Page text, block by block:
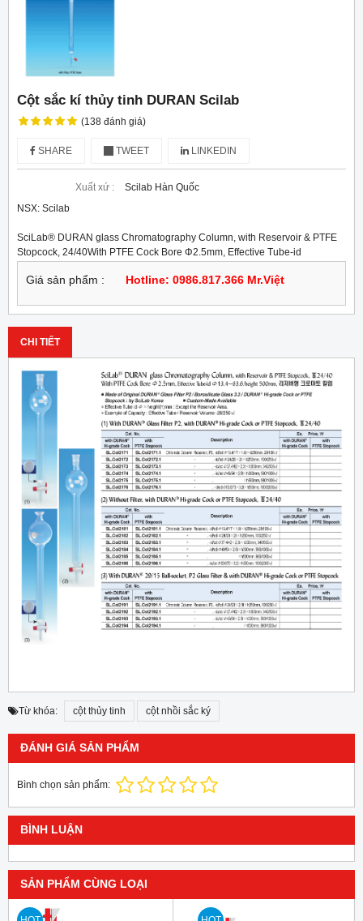
Cột sắc kí thủy tinh DURAN Scilab
(138 đánh giá)
SHARE TWEET LINKEDIN
Xuất xứ :
Scilab Hàn Quốc
NSX: Scilab
SciLab® DURAN glass Chromatography Column, with Reservoir & PTFE
Stopcock, 24/40With PTFE Cock Bore Φ2.5mm, Effective Tube-id
Giá sản phẩm : Hotline: 0986.817.366 Mr.Việt
CHI TIẾT
Từ khóa: cột thủy tinh cột nhồi sắc ký
ĐÁNH GIÁ SẢN PHẨM
Bình chọn sản phẩm:
BÌNH LUẬN
SẢN PHẨM CÙNG LOẠI